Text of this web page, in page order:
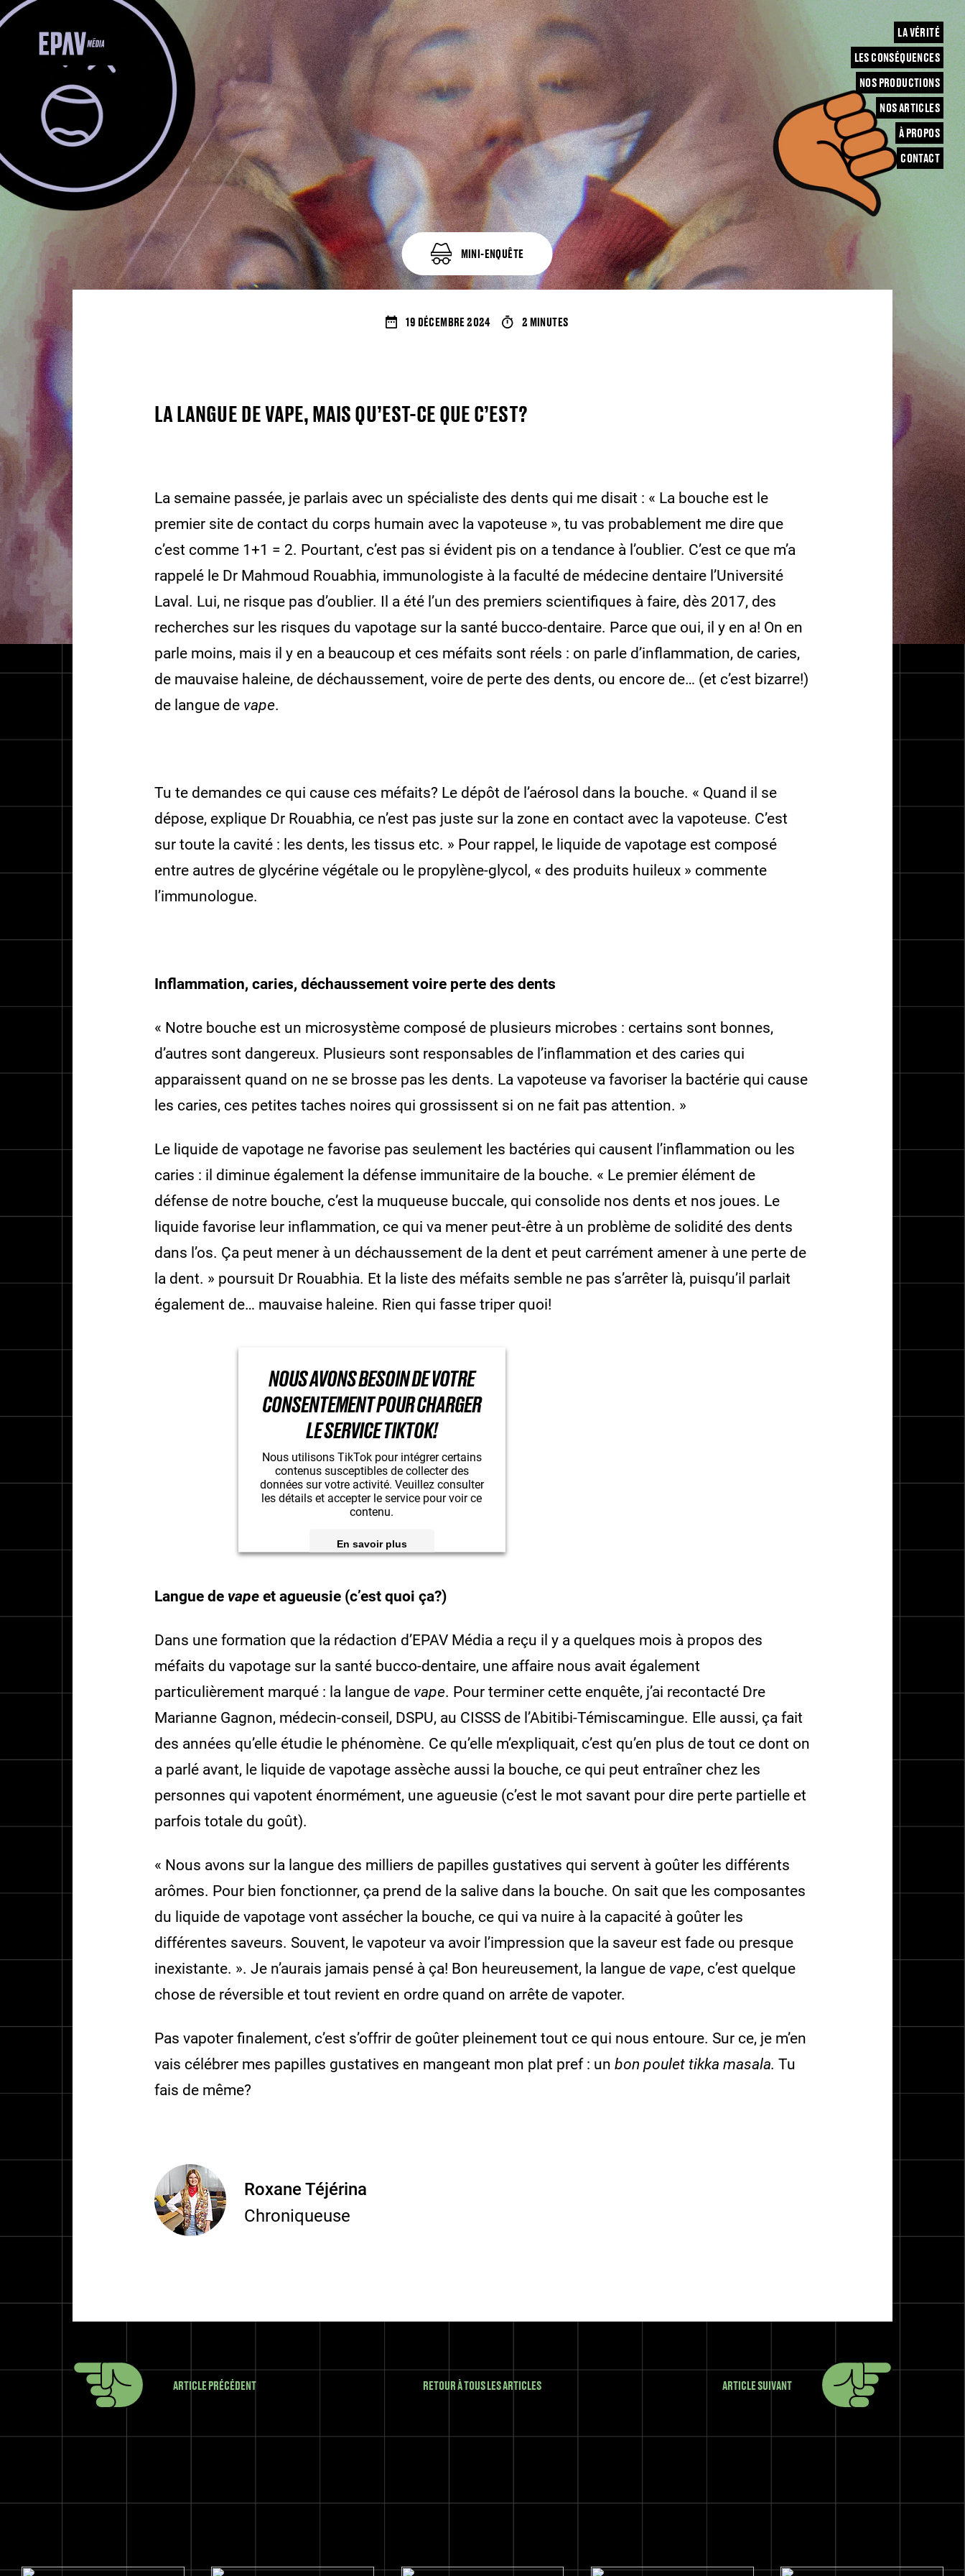
LA VÉRITÉ
LES CONSÉQUENCES
NOS PRODUCTIONS
NOS ARTICLES
À PROPOS
CONTACT
MINI-ENQUÊTE
19 DÉCEMBRE 2024 2 MINUTES
LA LANGUE DE VAPE, MAIS QU’EST-CE QUE C’EST?
La semaine passée, je parlais avec un spécialiste des dents qui me disait : « La bouche est le
premier site de contact du corps humain avec la vapoteuse », tu vas probablement me dire que
c’est comme 1+1 = 2. Pourtant, c’est pas si évident pis on a tendance à l’oublier. C’est ce que m’a
rappelé le Dr Mahmoud Rouabhia, immunologiste à la faculté de médecine dentaire l’Université
Laval. Lui, ne risque pas d’oublier. Il a été l’un des premiers scientifiques à faire, dès 2017, des
recherches sur les risques du vapotage sur la santé bucco-dentaire. Parce que oui, il y en a! On en
parle moins, mais il y en a beaucoup et ces méfaits sont réels : on parle d’inflammation, de caries,
de mauvaise haleine, de déchaussement, voire de perte des dents, ou encore de… (et c’est bizarre!)
de langue de vape.
Tu te demandes ce qui cause ces méfaits? Le dépôt de l’aérosol dans la bouche. « Quand il se
dépose, explique Dr Rouabhia, ce n’est pas juste sur la zone en contact avec la vapoteuse. C’est
sur toute la cavité : les dents, les tissus etc. » Pour rappel, le liquide de vapotage est composé
entre autres de glycérine végétale ou le propylène-glycol, « des produits huileux » commente
l’immunologue.
Inflammation, caries, déchaussement voire perte des dents
« Notre bouche est un microsystème composé de plusieurs microbes : certains sont bonnes,
d’autres sont dangereux. Plusieurs sont responsables de l’inflammation et des caries qui
apparaissent quand on ne se brosse pas les dents. La vapoteuse va favoriser la bactérie qui cause
les caries, ces petites taches noires qui grossissent si on ne fait pas attention. »
Le liquide de vapotage ne favorise pas seulement les bactéries qui causent l’inflammation ou les
caries : il diminue également la défense immunitaire de la bouche. « Le premier élément de
défense de notre bouche, c’est la muqueuse buccale, qui consolide nos dents et nos joues. Le
liquide favorise leur inflammation, ce qui va mener peut-être à un problème de solidité des dents
dans l’os. Ça peut mener à un déchaussement de la dent et peut carrément amener à une perte de
la dent. » poursuit Dr Rouabhia. Et la liste des méfaits semble ne pas s’arrêter là, puisqu’il parlait
également de… mauvaise haleine. Rien qui fasse triper quoi!
NOUS AVONS BESOIN DE VOTRE
CONSENTEMENT POUR CHARGER
LE SERVICE TIKTOK!
Nous utilisons TikTok pour intégrer certains
contenus susceptibles de collecter des
données sur votre activité. Veuillez consulter
les détails et accepter le service pour voir ce
contenu.
En savoir plus
Langue de vapeet agueusie (c’est quoi ça?)
Dans une formation que la rédaction d’EPAV Média a reçu il y a quelques mois à propos des
méfaits du vapotage sur la santé bucco-dentaire, une affaire nous avait également
particulièrement marqué : la langue de vape. Pour terminer cette enquête, j’ai recontacté Dre
Marianne Gagnon, médecin-conseil, DSPU, au CISSS de l’Abitibi-Témiscamingue. Elle aussi, ça fait
des années qu’elle étudie le phénomène. Ce qu’elle m’expliquait, c’est qu’en plus de tout ce dont on
a parlé avant, le liquide de vapotage assèche aussi la bouche, ce qui peut entraîner chez les
personnes qui vapotent énormément, une agueusie (c’est le mot savant pour dire perte partielle et
parfois totale du goût).
« Nous avons sur la langue des milliers de papilles gustatives qui servent à goûter les différents
arômes. Pour bien fonctionner, ça prend de la salive dans la bouche. On sait que les composantes
du liquide de vapotage vont assécher la bouche, ce qui va nuire à la capacité à goûter les
différentes saveurs. Souvent, le vapoteur va avoir l’impression que la saveur est fade ou presque
inexistante. ». Je n’aurais jamais pensé à ça! Bon heureusement, la langue de vape, c’est quelque
chose de réversible et tout revient en ordre quand on arrête de vapoter.
Pas vapoter finalement, c’est s’offrir de goûter pleinement tout ce qui nous entoure. Sur ce, je m’en
vais célébrer mes papilles gustatives en mangeant mon plat pref : unbon poulet tikka masala.Tu
fais de même?
Roxane Téjérina
Chroniqueuse
ARTICLE PRÉCÉDENT RETOUR À TOUS LES ARTICLES ARTICLE SUIVANT